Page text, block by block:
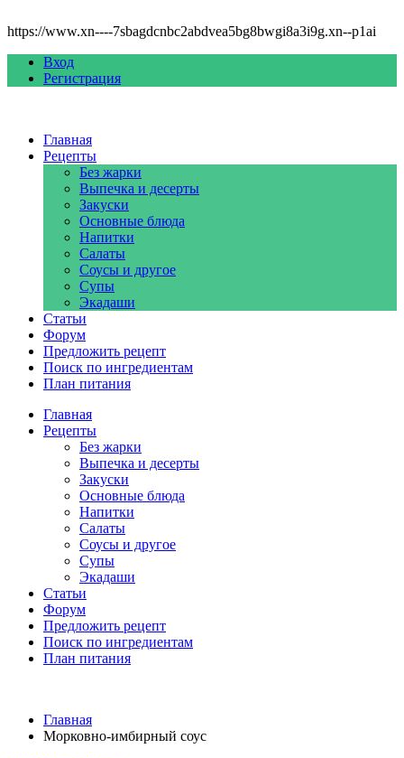
https://www.xn----7sbagdcnbc2abdvea5bg8bwgi8a3i9g.xn--p1ai
Вход
Регистрация
Главная
Рецепты
Без жарки
Выпечка и десерты
Закуски
Основные блюда
Напитки
Салаты
Соусы и другое
Супы
Экадаши
Статьи
Форум
Предложить рецепт
Поиск по ингредиентам
План питания
Главная
Рецепты
Без жарки
Выпечка и десерты
Закуски
Основные блюда
Напитки
Салаты
Соусы и другое
Супы
Экадаши
Статьи
Форум
Предложить рецепт
Поиск по ингредиентам
План питания
Главная
Морковно-имбирный соус